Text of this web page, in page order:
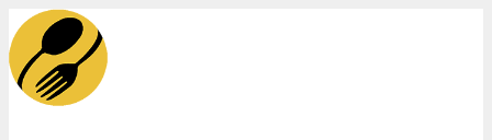
Skip
to
content